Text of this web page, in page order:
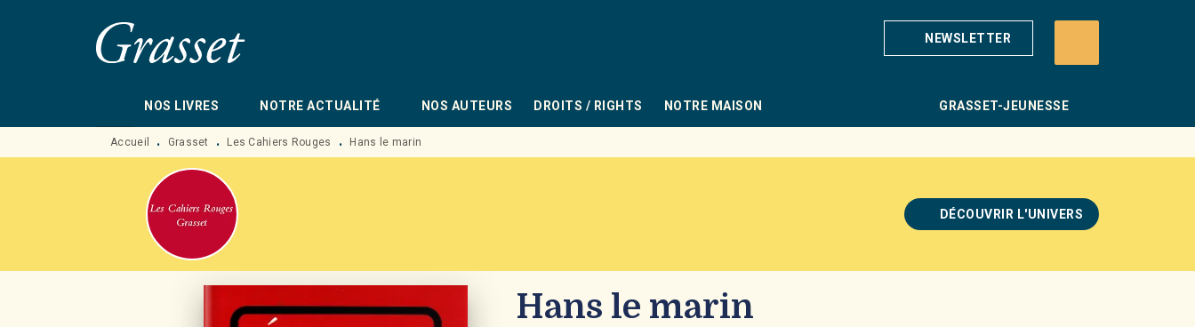
MENU RECHERCHE
NEWSLETTER
NOS LIVRES NOTRE ACTUALITÉ NOS AUTEURS DROITS / RIGHTS NOTRE MAISON GRASSET-JEUNESSE
Accueil • Grasset • Les Cahiers Rouges • Hans le marin
DÉCOUVRIR L'UNIVERS
Hans le marin